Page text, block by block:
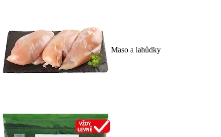
Maso a lahůdky